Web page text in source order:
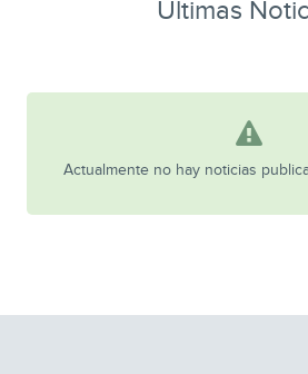
Ultimas
Actualmente no hay noticias